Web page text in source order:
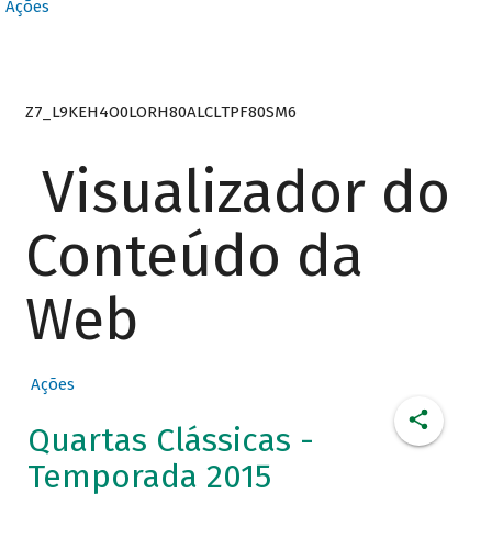
Ações
Z7_L9KEH4O0LORH80ALCLTPF80SM6
Visualizador do
Conteúdo da
Web
Ações
Quartas Clássicas -
Temporada 2015